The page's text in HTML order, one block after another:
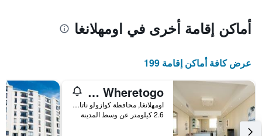
أماكن إقامة أخرى في اومهلانغا
عرض كافة أماكن إقامة 199
Sea La Vie Umhlanga - Main Beach Access by Wheretogo
اومهلانغا, محافظة كوازولو ناتال, جنوب أفريقيا
2.6 كيلومتر عن وسط المدينة